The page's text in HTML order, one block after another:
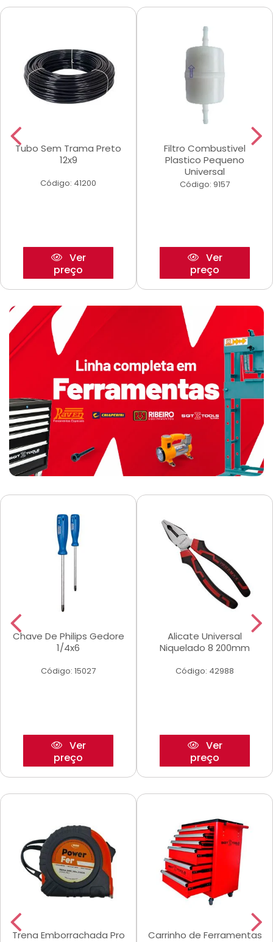
Tubo Sem Trama Preto
12x9
Código: 41200
Ver
preço
Filtro Combustivel
Plastico Pequeno
Universal
Código: 9157
Ver
preço
Chave De Philips Gedore
1/4x6
Código: 15027
Ver
preço
Alicate Universal
Niquelado 8 200mm
Código: 42988
Ver
preço
Trena Emborrachada Pro
Carrinho de Ferramentas